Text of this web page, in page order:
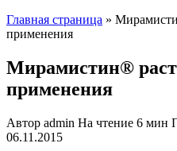
Главная страница »
применения
Мирамистин®
применения
Автор admin На чтение 6 мин
06.11.2015